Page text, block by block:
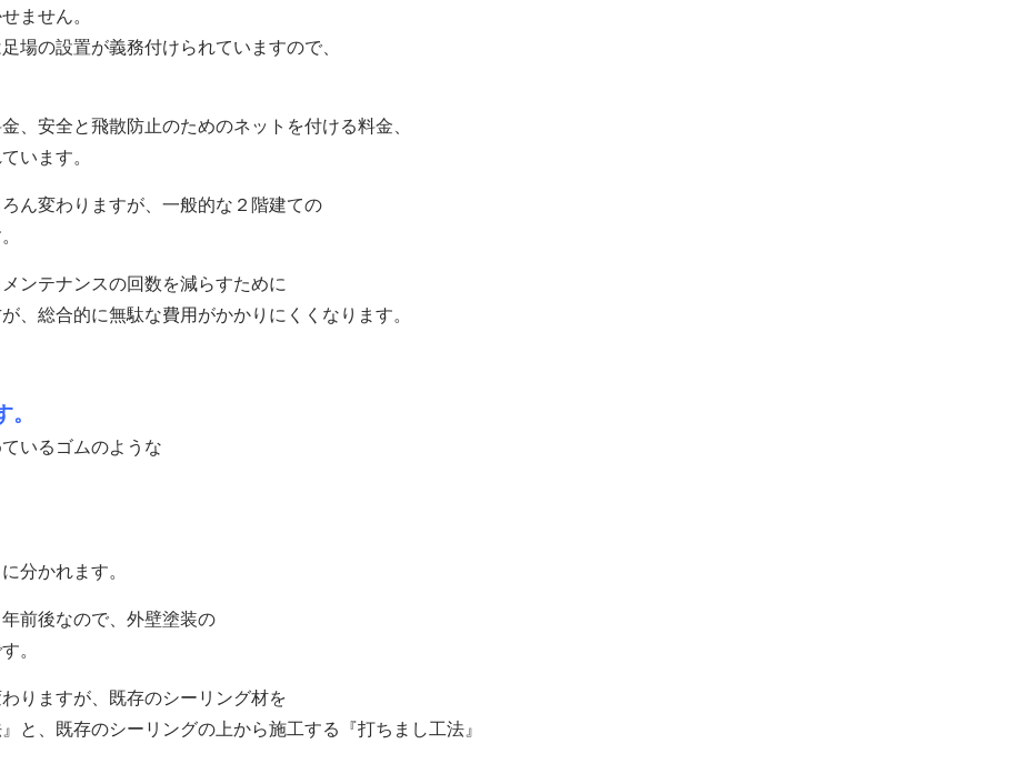
ません。
場の設置が義務付けられていますので、
、安全と飛散防止のためのネットを付ける料金、
います。
ん変わりますが、一般的な２階建ての
ンテナンスの回数を減らすために
、総合的に無駄な費用がかかりにくくなります。
いるゴムのような
分かれます。
前後なので、外壁塗装の
。
りますが、既存のシーリング材を
と、既存のシーリングの上から施工する『打ちまし工法』